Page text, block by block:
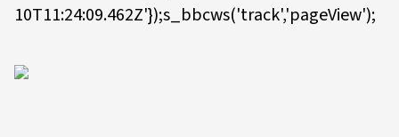
10T11:24:09.462Z'});s_bbcws('track','pageView');